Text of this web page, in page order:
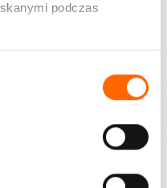
podczas
Wydanie rozszerzone